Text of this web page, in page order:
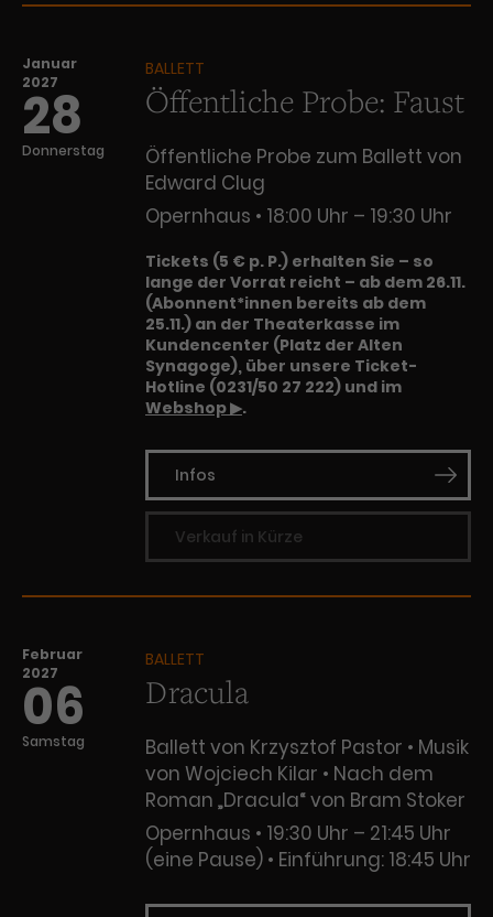
Januar
2027
28
Donnerstag
BALLETT
Öffentliche Probe: Faust
Öffentliche Probe zum Ballett von
Edward Clug
Opernhaus
18:00 Uhr – 19:30 Uhr
Tickets (5 € p. P.) erhalten Sie – so
lange der Vorrat reicht – ab dem 26.11.
(Abonnent*innen bereits ab dem
25.11.) an der Theaterkasse im
Kundencenter (Platz der Alten
Synagoge), über unsere Ticket-
Hotline (0231/50 27 222) und im
Webshop ▶.
Infos
Verkauf in Kürze
Februar
2027
06
Samstag
BALLETT
Dracula
Ballett von Krzysztof Pastor • Musik
von Wojciech Kilar • Nach dem
Roman „Dracula“ von Bram Stoker
Opernhaus
19:30 Uhr – 21:45 Uhr
(eine Pause)
Einführung: 18:45 Uhr